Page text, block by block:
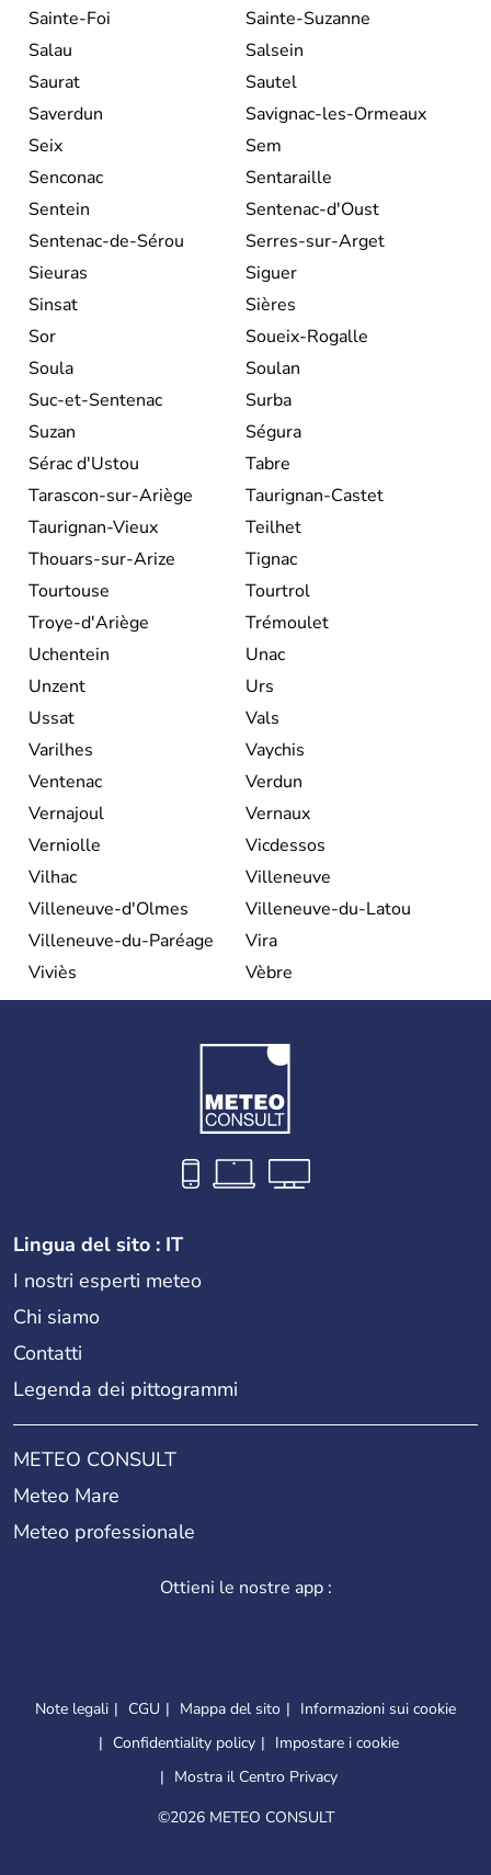
Sainte-Foi
Sainte-Suzanne
Salau
Salsein
Saurat
Sautel
Saverdun
Savignac-les-Ormeaux
Seix
Sem
Senconac
Sentaraille
Sentein
Sentenac-d'Oust
Sentenac-de-Sérou
Serres-sur-Arget
Sieuras
Siguer
Sinsat
Sières
Sor
Soueix-Rogalle
Soula
Soulan
Suc-et-Sentenac
Surba
Suzan
Ségura
Sérac d'Ustou
Tabre
Tarascon-sur-Ariège
Taurignan-Castet
Taurignan-Vieux
Teilhet
Thouars-sur-Arize
Tignac
Tourtouse
Tourtrol
Troye-d'Ariège
Trémoulet
Uchentein
Unac
Unzent
Urs
Ussat
Vals
Varilhes
Vaychis
Ventenac
Verdun
Vernajoul
Vernaux
Verniolle
Vicdessos
Vilhac
Villeneuve
Villeneuve-d'Olmes
Villeneuve-du-Latou
Villeneuve-du-Paréage
Vira
Viviès
Vèbre
Lingua del sito : IT
I nostri esperti meteo
Chi siamo
Contatti
Legenda dei pittogrammi
METEO CONSULT
Meteo Mare
Meteo professionale
Ottieni le nostre app :
Note legali CGU Mappa del sito
Informazioni sui cookie
Confidentiality policy
Impostare i cookie
Mostra il Centro Privacy
©2026 METEO CONSULT